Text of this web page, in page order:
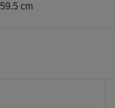
59.5 cm